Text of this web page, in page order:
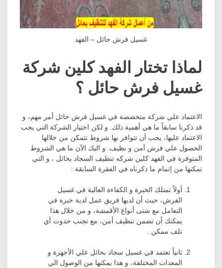
غسيل فرش حائل – الفهد
لماذا تختار الفهد كلين شركة
غسيل فرش حائل ؟
الاعتماد علي شركة متخصصة في غسيل فرش حائل أمر مهم، و
قد ذكرنا سابقاً ما هي أهمية ذلك. و لكن اختيار الشركة التي يجب
الاعتماد عليها، يجب أن تتوافر بها شروط تتمكن من خلالها
الحصول علي فرش آمن و نظيف. و اليك الآن ما هي الشروط
المتوفرة في الفهد كلين شركه تنظيف السجاد بحائل ، و التي
تمكنها من إتمام ما ذكرناه في الفقرة السابقة :
أولاً تمتلك الخبرة و الكفاءة العالية في غسيل
الفرش، حيث أن لديها فريق عمل لدية خبرة في
التعامل مع شتى أنواع الأقمشة، و من خلال هذا
يمكنك أن تضمن تنظيف أمن، مع تجنب حدوث أي
تلف ممكن .
ثانياً تعتمد في غسيل سجاد بحائل علي الأجهزة و
المعدات المختلفة، و هذا يمكنها من الوصول الي